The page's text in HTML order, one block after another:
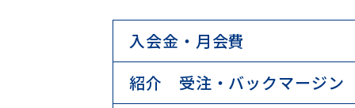
入会金・月会費
紹介 受注・バックマージン